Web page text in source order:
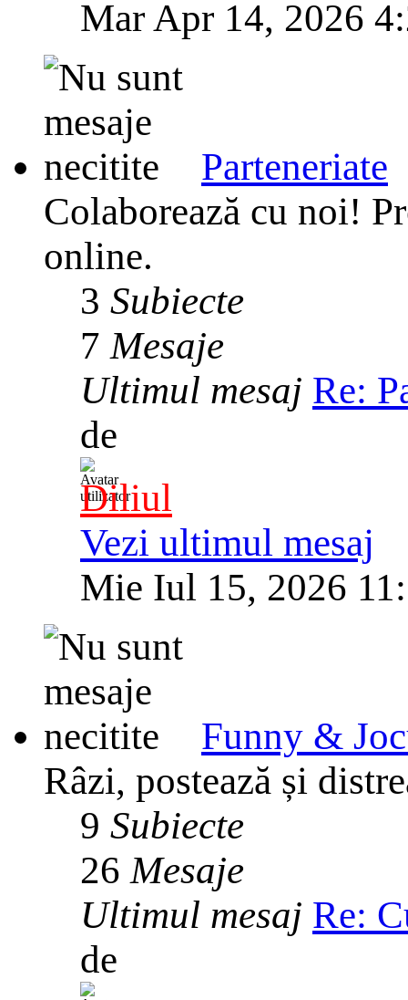
Mar Apr 14, 2026
Parteneriate
Colaborează cu noi!
online.
3 Subiecte
7Mesaje
Ultimul mesaj Re:
de
Diliul
Vezi ultimul mesaj
Mie Iul 15, 2026
Funny &
Râzi, postează și
9 Subiecte
26Mesaje
Ultimul mesaj Re:
de